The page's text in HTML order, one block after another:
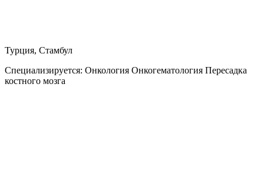
Турция, Стамбул
Специализируется: Онкология Онкогематология Пересадка
костного мозга